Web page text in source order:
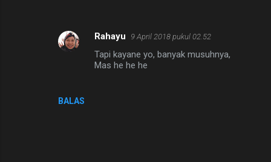
BALAS
Rahayu 9 April 2018 pukul 02.52
Tapi kayane yo, banyak musuhnya,
Mas he he he